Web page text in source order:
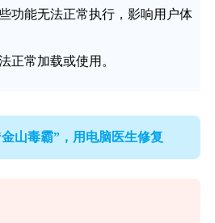
功能无法正常执行，影响用户体
正常加载或使用。
山毒霸”，用电脑医生修复